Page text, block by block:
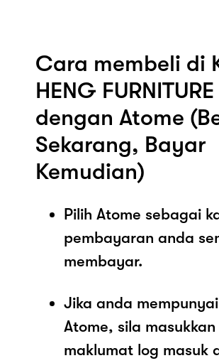
Cara membeli di
HENG FURNITURE
dengan Atome
Sekarang, Bayar
Kemudian)
Pilih Atome sebagai
pembayaran anda
membayar.
Jika anda
Atome, sila masukkan
maklumat log masuk